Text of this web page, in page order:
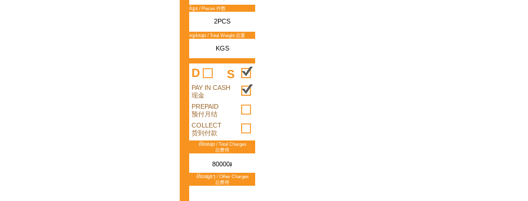
ចំនួន / Pieces 件数
2PCS
ទម្ងន់សរុប / Total Weight 总重
KGS
D S
PAY IN CASH
现金
PREPAID
预付月结
COLLECT
货到付款
តំលៃសរុប / Total Charges
总费用
80000៛
តំលៃផ្សេងៗ / Other Charges
总费用